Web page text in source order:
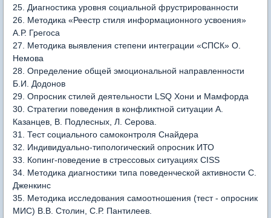
25. Диагностика уровня социальной фрустрированности
26. Методика «Реестр стиля информационного усвоения»
А.Р. Грегоса
27. Методика выявления степени интеграции «СПСК» О.
Немова
28. Определение общей эмоциональной направленности
Б.И. Додонов
29. Опросник стилей деятельности LSQ Хони и Мамфорда
30. Стратегии поведения в конфликтной ситуации А.
Казанцев, В. Подлесных, Л. Серова.
31. Тест социального самоконтроля Снайдера
32. Индивидуально-типологический опросник ИТО
33. Копинг-поведение в стрессовых ситуациях CISS
34. Методика диагностики типа поведенческой активности С.
Дженкинс
35. Методика исследования самоотношения (тест - опросник
МИС) В.В. Столин, С.Р. Пантилеев.